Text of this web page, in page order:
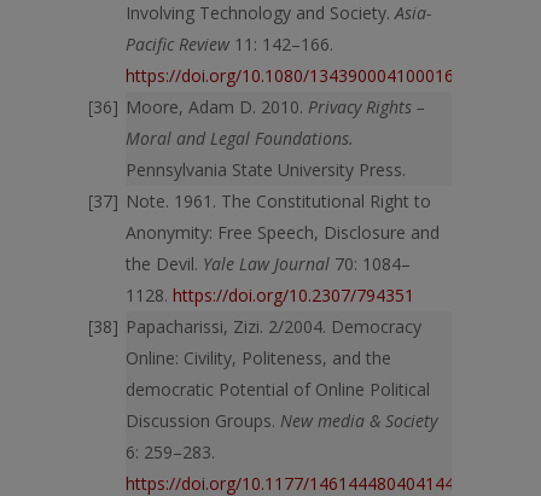
Involving Technology and Society.Asia-
Pacific Review11: 142–166.
https://doi.org/10.1080/13439000410001687797
Moore, Adam D. 2010. Privacy Rights –
Moral and Legal Foundations.
Pennsylvania State University Press.
Note. 1961. The Constitutional Right to
Anonymity: Free Speech, Disclosure and
the Devil. Yale Law Journal 70: 1084–
1128. https://doi.org/10.2307/794351
Papacharissi, Zizi. 2/2004. Democracy
Online: Civility, Politeness, and the
democratic Potential of Online Political
Discussion Groups. New media & Society
6: 259–283.
https://doi.org/10.1177/1461444804041444